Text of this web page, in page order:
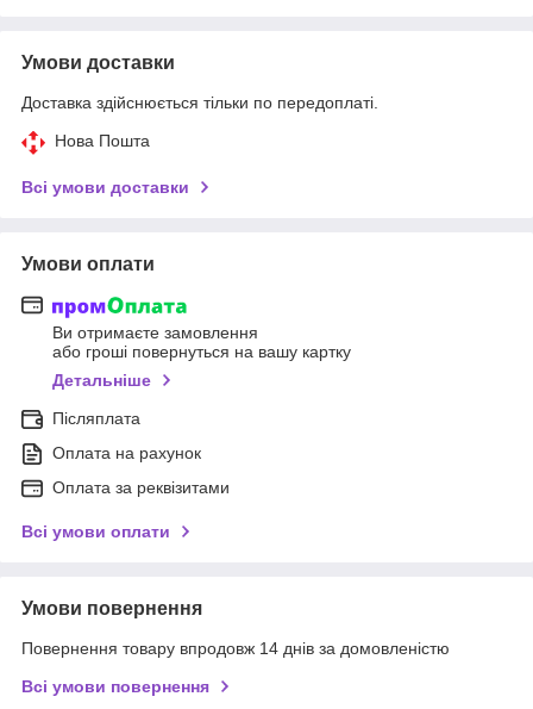
Умови доставки
Доставка здійснюється тільки по передоплаті.
Нова Пошта
Всі умови доставки
Умови оплати
Ви отримаєте замовлення
або гроші повернуться на вашу картку
Детальніше
Післяплата
Оплата на рахунок
Оплата за реквізитами
Всі умови оплати
Умови повернення
Повернення товару впродовж 14 днів за домовленістю
Всі умови повернення